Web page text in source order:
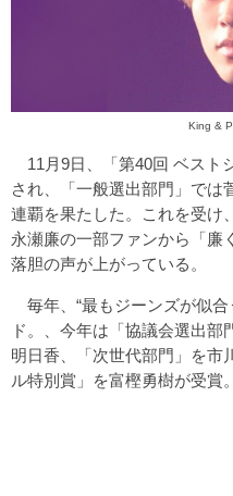
King &
11月9日、「第40回 ベスト
され、「一般選出部門」では
連覇を果たした。これを受け
永瀬廉の一部ファンから「廉
落胆の声が上がっている。
毎年、“最もジーンズが似合
ド。、今年は「協議会選出部
明日香、「次世代部門」を市
ル特別賞」を富樫勇樹が受賞。